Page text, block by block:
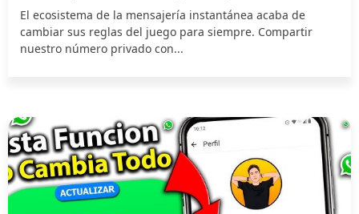
El ecosistema de la mensajería instantánea acaba de
cambiar sus reglas del juego para siempre. Compartir
nuestro número privado con...